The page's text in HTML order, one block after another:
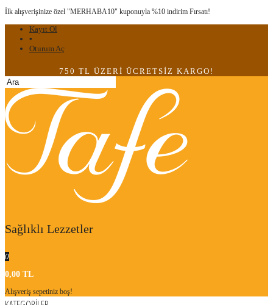
İlk alışverişinize özel "MERHABA10" kuponuyla %10 indirim Fırsatı!
Kayıt Ol
▪
Oturum Aç
750 TL ÜZERİ ÜCRETSİZ KARGO!
Sağlıklı Lezzetler
0
0,00 TL
Alışveriş sepetiniz boş!